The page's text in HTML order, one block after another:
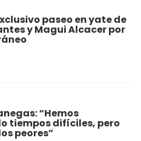
paseo en yate de
y Magui Alcacer por
“Hemos
tiempos difíciles, pero
peores”